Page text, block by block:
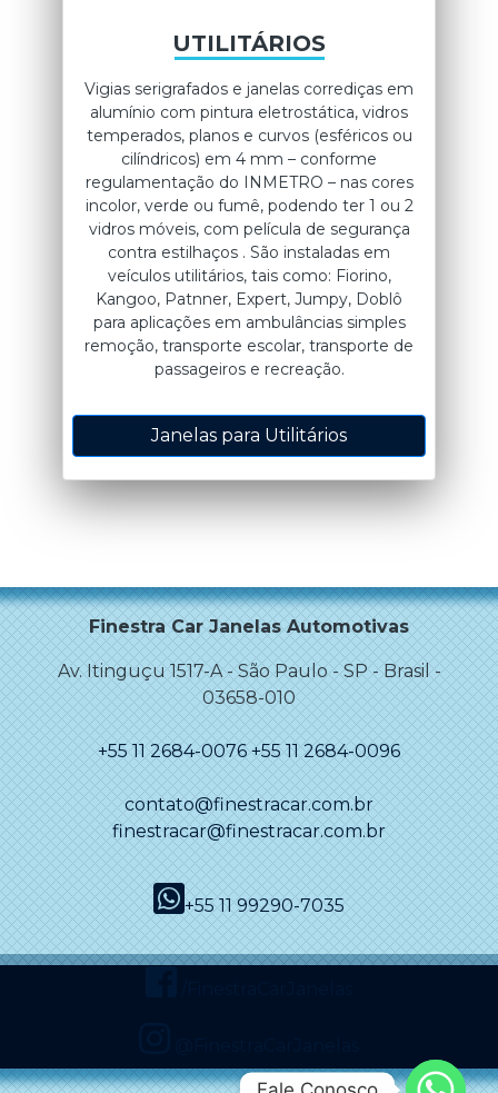
UTILITÁRIOS
Vigias serigrafados e janelas corrediças em
alumínio com pintura eletrostática, vidros
temperados, planos e curvos (esféricos ou
cilíndricos) em 4 mm – conforme
regulamentação do INMETRO – nas cores
incolor, verde ou fumê, podendo ter 1 ou 2
vidros móveis, com película de segurança
contra estilhaços . São instaladas em
veículos utilitários, tais como: Fiorino,
Kangoo, Patnner, Expert, Jumpy, Doblô
para aplicações em ambulâncias simples
remoção, transporte escolar, transporte de
passageiros e recreação.
Janelas para Utilitários
Finestra Car Janelas Automotivas
Av. Itinguçu 1517-A-São Paulo-SP - Brasil-
03658-010
+55 11 2684-0076 +55 11 2684-0096
contato@finestracar.com.br
finestracar@finestracar.com.br
+55 11 99290-7035